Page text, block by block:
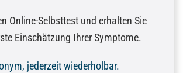
Online-Selbsttest und erhalten Sie
Einschätzung Ihrer Symptome.
jederzeit wiederholbar.